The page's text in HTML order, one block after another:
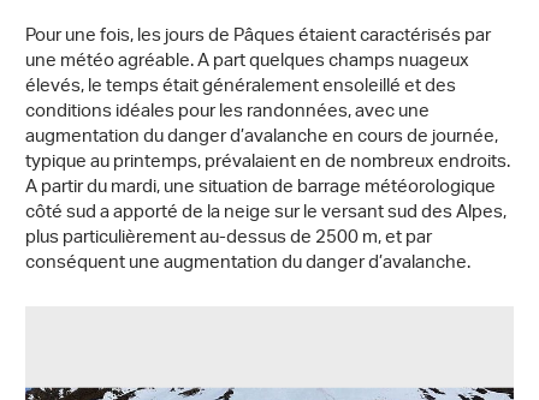
Pour une fois, les jours de Pâques étaient caractérisés par
une météo agréable. A part quelques champs nuageux
élevés, le temps était généralement ensoleillé et des
conditions idéales pour les randonnées, avec une
augmentation du danger d’avalanche en cours de journée,
typique au printemps, prévalaient en de nombreux endroits.
A partir du mardi, une situation de barrage météorologique
côté sud a apporté de la neige sur le versant sud des Alpes,
plus particulièrement au-dessus de 2500 m, et par
conséquent une augmentation du danger d’avalanche.